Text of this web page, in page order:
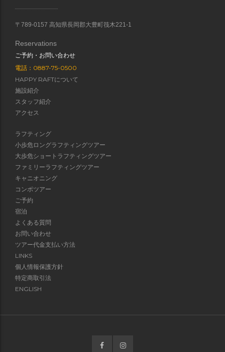
〒789-0157 高知県長岡郡大豊町筏木221-1
Reservations
ご予約・お問い合わせ
電話：0887-75-0500
HAPPY RAFTについて
施設紹介
スタッフ紹介
アクセス
ラフティング
小歩危ロングラフティングツアー
大歩危ショートラフティングツアー
ファミリーラフティングツアー
キャニオニング
コンボツアー
ご予約
宿泊
よくある質問
お問い合わせ
ツアー代金支払い方法
LINKS
個人情報保護方針
特定商取引法
ENGLISH